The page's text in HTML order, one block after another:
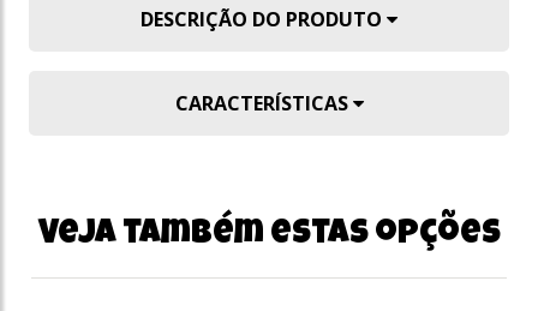
DESCRIÇÃO DO PRODUTO
CARACTERÍSTICAS
Veja também estas opções